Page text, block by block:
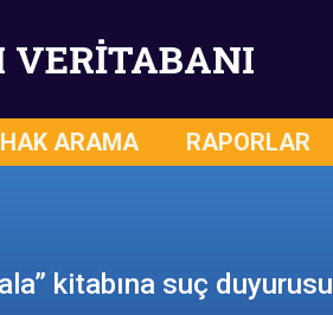
VERİTABANI
HAK ARAMA RAPORLAR
kitabına suç duyurusu